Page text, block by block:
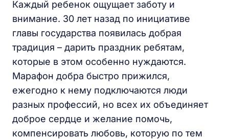
Каждый ребенок ощущает заботу и
внимание. 30 лет назад по инициативе
главы государства появилась добрая
традиция – дарить праздник ребятам,
которые в этом особенно нуждаются.
Марафон добра быстро прижился,
ежегодно к нему подключаются люди
разных профессий, но всех их объединяет
доброе сердце и желание помочь,
компенсировать любовь, которую по тем